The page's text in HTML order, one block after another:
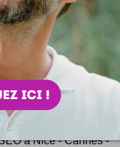
EVER !
lifestylede
hashtag
#JeudiPhoto
à Nice - Cannes -